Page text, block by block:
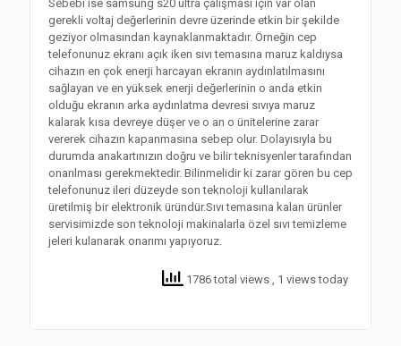
Sebebi ise samsung s20 ultra çalışması için var olan
gerekli voltaj değerlerinin devre üzerinde etkin bir şekilde
geziyor olmasından kaynaklanmaktadır. Örneğin cep
telefonunuz ekranı açık iken sıvı temasına maruz kaldıysa
cihazın en çok enerji harcayan ekranın aydınlatılmasını
sağlayan ve en yüksek enerji değerlerinin o anda etkin
olduğu ekranın arka aydınlatma devresi sıvıya maruz
kalarak kısa devreye düşer ve o an o ünitelerine zarar
vererek cihazın kapanmasına sebep olur. Dolayısıyla bu
durumda anakartınızın doğru ve bilir teknisyenler tarafından
onarılması gerekmektedir. Bilinmelidir ki zarar gören bu cep
telefonunuz ileri düzeyde son teknoloji kullanılarak
üretilmiş bir elektronik üründür.Sıvı temasına kalan ürünler
servisimizde son teknoloji makinalarla özel sıvı temizleme
jeleri kulanarak onarımı yapıyoruz.
1786 total views , 1 views today